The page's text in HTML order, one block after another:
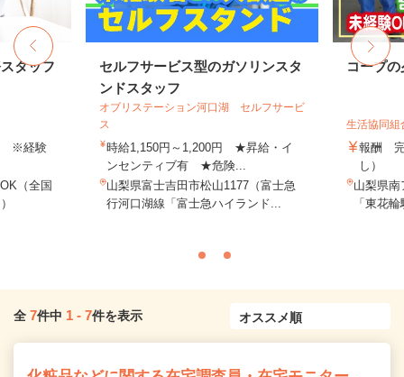
タッフ
※経験
（全国
セルフサービス型のガソリンスタ
ンドスタッフ
オブリステーション河口湖 セルフサービ
ス
時給1,150円～1,200円 ★昇給・イ
ンセンティブ有 ★危険...
山梨県富士吉田市松山1177（富士急
行河口湖線「富士急ハイランド...
コープ
生活協同
報酬 完
し）
山梨県
「東花
全 7件中 1 - 7件を表示